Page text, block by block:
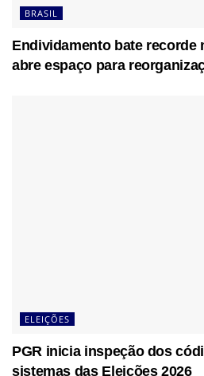
BRASIL
Endividamento bate recorde
abre espaço para
ELEIÇÕES
PGR inicia inspeção dos
sistemas das Eleições 2026